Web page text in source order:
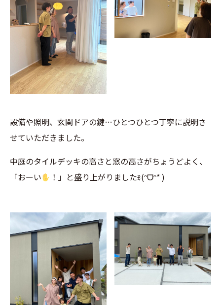
設備や照明、玄関ドアの鍵…ひとつひとつ丁寧に説明さ
せていただきました。
中庭のタイルデッキの高さと窓の高さがちょうどよく、
「おーい
！」と盛り上がりましたꉂ(ᵔᗜᵔ* )